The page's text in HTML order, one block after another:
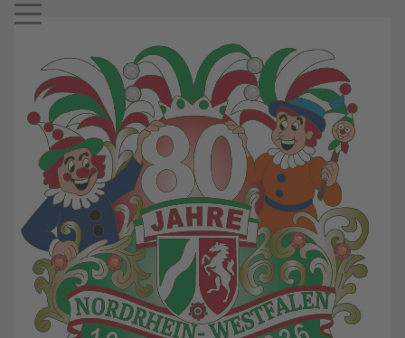
Mobile Menu Toggle